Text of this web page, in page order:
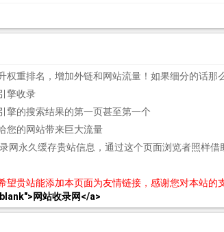
权重排名，增加外链和网站流量！如果细分的话那
擎收录
擎的搜索结果的第一页甚至第一个
您的网站带来巨大流量
网永久缓存贵站信息，通过这个页面浏览者照样借
望贵站能添加本页面为友情链接，感谢您对本站的
网站收录网</a>